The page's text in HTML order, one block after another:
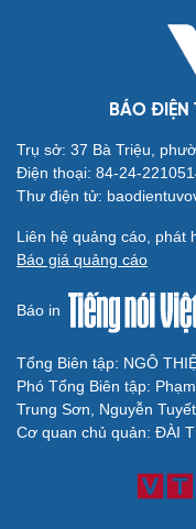
BÁO ĐIỆN
Trụ sở: 37 Bà Triệu,
Điện thoại: 84-24-
Thư điện tử:
Liên hệ quảng cáo, phát
Báo giá quảng cáo
Báo in
Tổng Biên tập: NGÔ
Phó Tổng Biên tập:
Trung Sơn, Nguyễn
Cơ quan chủ quản: ĐÀI